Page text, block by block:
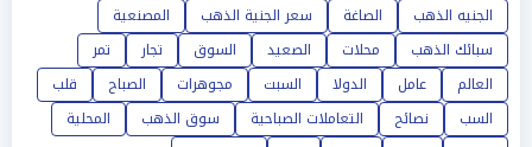
الجنيه الذهب
الصاغة سعر الجنية الذهب
المصنعية
سبائك الذهب
محلات الصعيد السوق تجار
تمر
العالم
عامل الدولا السبت مجوهرات الصباح
قلب
السب
نصائح التعاملات الصباحية سوق الذهب
المحلية